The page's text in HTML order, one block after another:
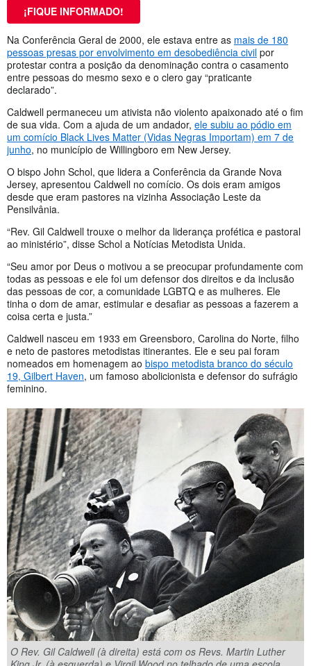
¡FIQUE INFORMADO!
Na Conferência Geral de 2000, ele estava entre as mais de 180
pessoas presas por envolvimento em desobediência civil por
protestar contra a posição da denominação contra o casamento
entre pessoas do mesmo sexo e o clero gay “praticante
declarado”.
Caldwell permaneceu um ativista não violento apaixonado até o fim
de sua vida. Com a ajuda de um andador, ele subiu ao pódio em
um comício Black Lives Matter (Vidas Negras Importam) em 7 de
junho, no município de Willingboro em New Jersey.
O bispo John Schol, que lidera a Conferência da Grande Nova
Jersey, apresentou Caldwell no comício. Os dois eram amigos
desde que eram pastores na vizinha Associação Leste da
Pensilvânia.
“Rev. Gil Caldwell trouxe o melhor da liderança profética e pastoral
ao ministério”, disse Schol a Notícias Metodista Unida.
“Seu amor por Deus o motivou a se preocupar profundamente com
todas as pessoas e ele foi um defensor dos direitos e da inclusão
das pessoas de cor, a comunidade LGBTQ e as mulheres. Ele
tinha o dom de amar, estimular e desafiar as pessoas a fazerem a
coisa certa e justa.”
Caldwell nasceu em 1933 em Greensboro, Carolina do Norte, filho
e neto de pastores metodistas itinerantes. Ele e seu pai foram
nomeados em homenagem ao bispo metodista branco do século
19, Gilbert Haven, um famoso abolicionista e defensor do sufrágio
feminino.
O Rev. Gil Caldwell (à direita) está com os Revs. Martin Luther